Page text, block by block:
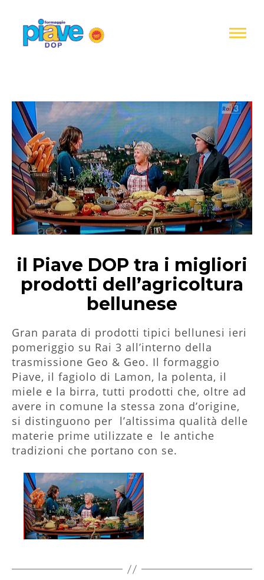
il Piave DOP tra i migliori
prodotti dell’agricoltura
bellunese
Gran parata di prodotti tipici bellunesi ieri
pomeriggio su Rai 3 all’interno della
trasmissione Geo & Geo. Il formaggio
Piave, il fagiolo di Lamon, la polenta, il
miele e la birra, tutti prodotti che, oltre ad
avere in comune la stessa zona d’origine,
si distinguono per l’altissima qualità delle
materie prime utilizzate e le antiche
tradizioni che portano con se.
raccolta